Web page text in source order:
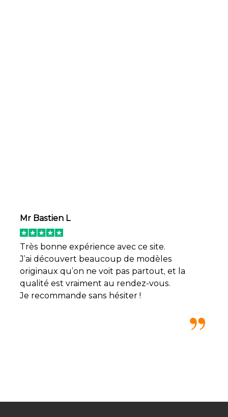
Mr Bastien L
Très bonne expérience avec ce site.
J’ai découvert beaucoup de modèles
originaux qu’on ne voit pas partout, et la
qualité est vraiment au rendez-vous.
Je recommande sans hésiter !